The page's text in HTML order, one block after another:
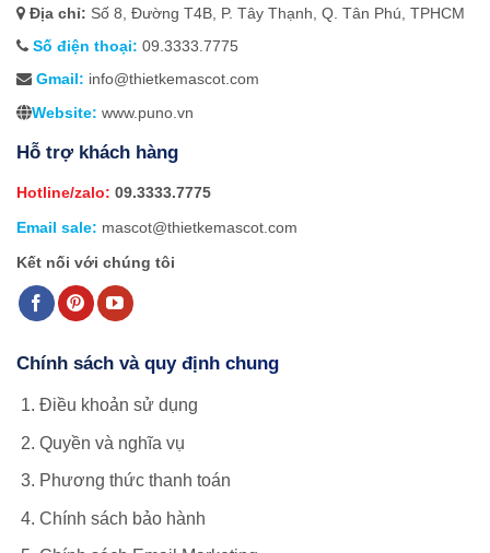
Địa chỉ: Số 8, Đường T4B, P. Tây Thạnh, Q. Tân Phú, TPHCM
Số điện thoại: 09.3333.7775
Gmail: info@thietkemascot.com
Website: www.puno.vn
Hỗ trợ khách hàng
Hotline/zalo: 09.3333.7775
Email sale: mascot@thietkemascot.com
Kết nối với chúng tôi
Chính sách và quy định chung
Điều khoản sử dụng
Quyền và nghĩa vụ
Phương thức thanh toán
Chính sách bảo hành